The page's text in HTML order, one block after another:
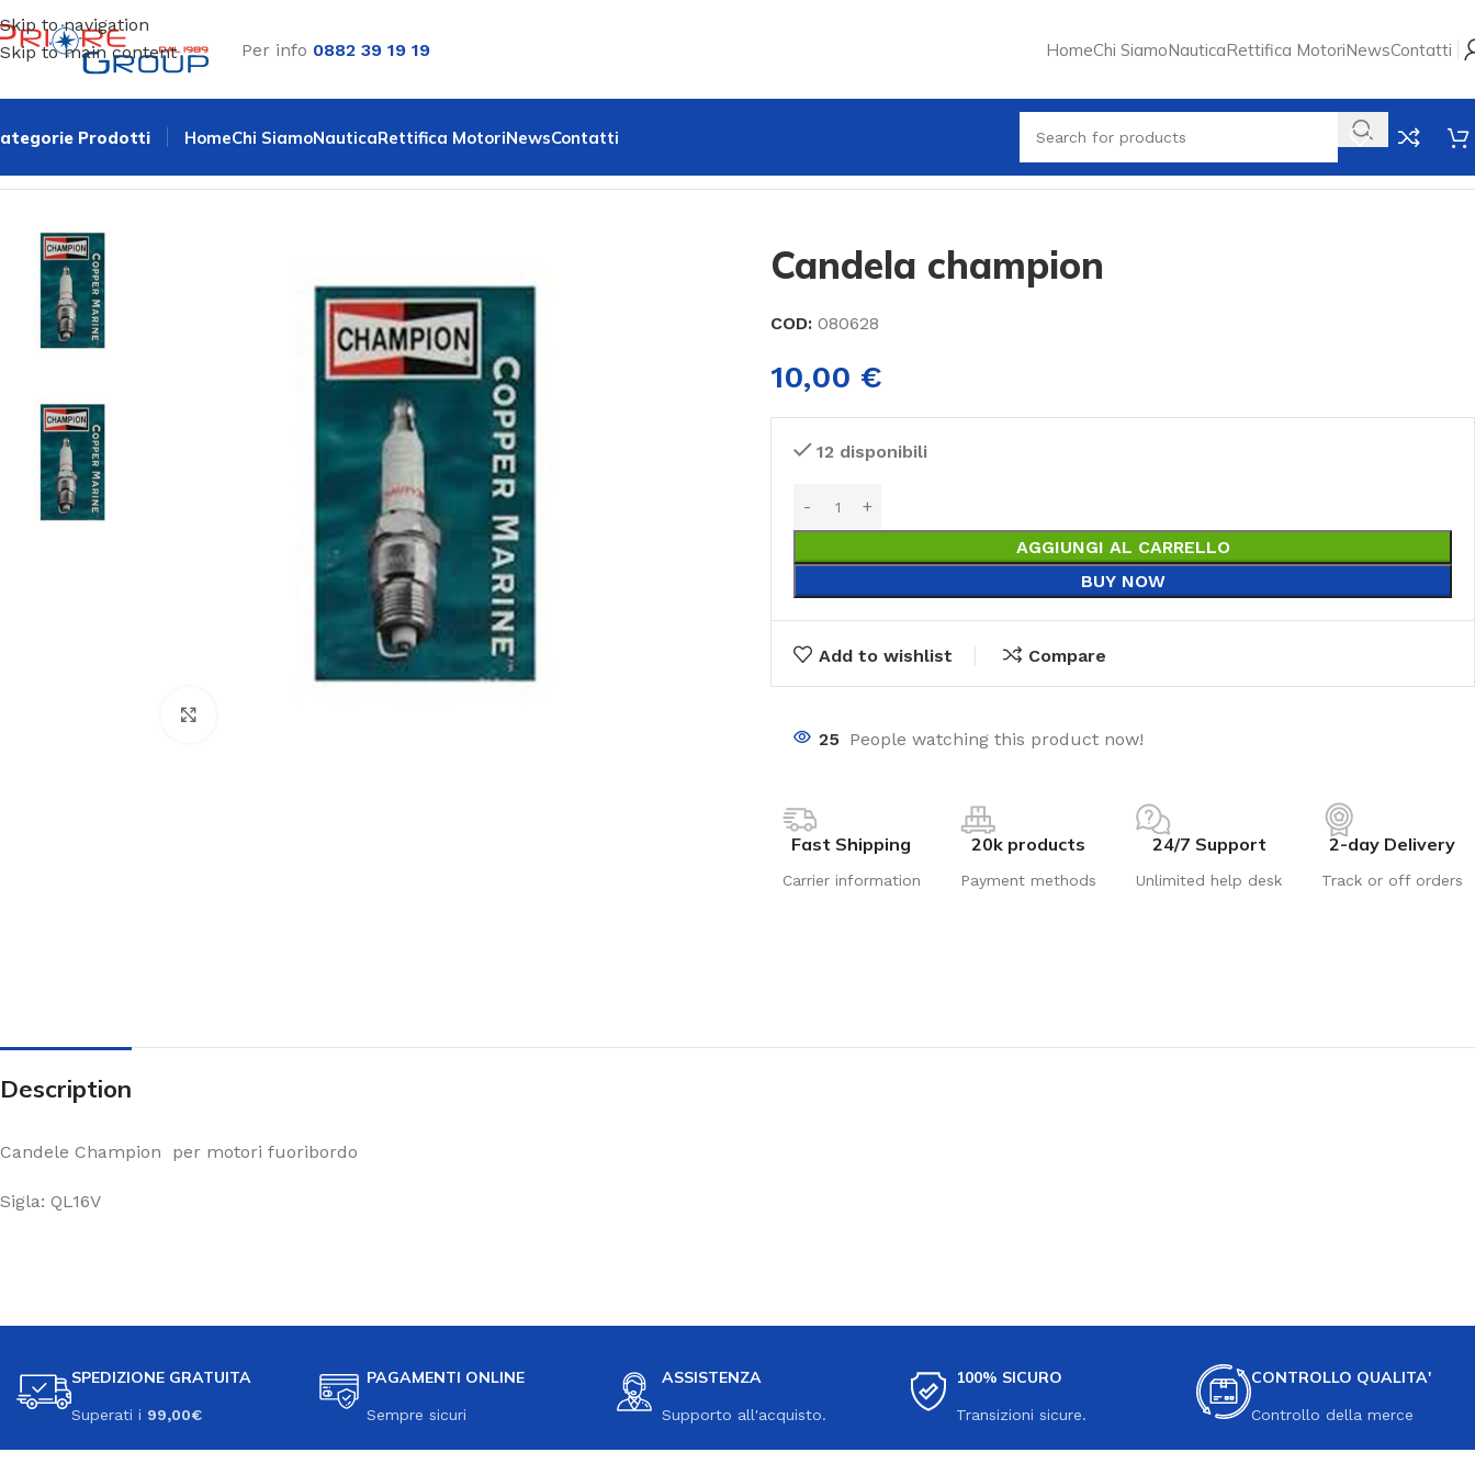
Skip to navigation
Skip to main content
Per info 0882 39 19 19 HomeChi SiamoNauticaRettifica MotoriNewsContatti
Prodotti HomeChi SiamoNauticaRettifica MotoriNewsContatti
Candela champion
COD: 080628
10,00 €
12 disponibili
AGGIUNGI AL CARRELLO
BUY NOW
Add to wishlist Compare
25 People watching this product now!
Fast Shipping
Carrier information
20k products
Payment methods
24/7 Support
Unlimited help desk
2-day Delivery
Track or off orders
Description
Candele Champion per motori fuoribordo
Sigla: QL16V
SPEDIZIONE GRATUITA
Superati i 99,00€
PAGAMENTI ONLINE
Sempre sicuri
ASSISTENZA
Supporto all'acquisto.
100% SICURO
Transizioni sicure.
CONTROLLO QUALITA'
Controllo della merce